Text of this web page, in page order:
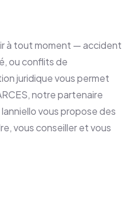
à tout moment — accident
ou conflits de
juridique vous permet
notre partenaire
Ianniello vous propose des
vous conseiller et vous